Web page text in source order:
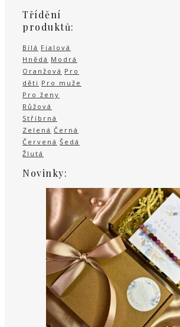
Třídění
produktů:
Bílá Fialová
Hnědá Modrá
Oranžová Pro
děti Pro muže
Pro ženy
Růžová
Stříbrná
Zelená Černá
Červená Šedá
Žlutá
Novinky: